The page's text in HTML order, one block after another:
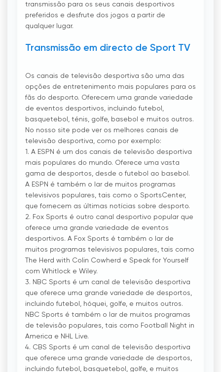
transmissão para os seus canais desportivos
preferidos e desfrute dos jogos a partir de
qualquer lugar.
Transmissão em directo de Sport TV
Os canais de televisão desportiva são uma das
opções de entretenimento mais populares para os
fãs do desporto. Oferecem uma grande variedade
de eventos desportivos, incluindo futebol,
basquetebol, ténis, golfe, basebol e muitos outros.
No nosso site pode ver os melhores canais de
televisão desportiva, como por exemplo:
1. A ESPN é um dos canais de televisão desportiva
mais populares do mundo. Oferece uma vasta
gama de desportos, desde o futebol ao basebol.
A ESPN é também o lar de muitos programas
televisivos populares, tais como o SportsCenter,
que fornecem as últimas notícias sobre desporto.
2. Fox Sports é outro canal desportivo popular que
oferece uma grande variedade de eventos
desportivos. A Fox Sports é também o lar de
muitos programas televisivos populares, tais como
The Herd with Colin Cowherd e Speak for Yourself
com Whitlock e Wiley.
3. NBC Sports é um canal de televisão desportiva
que oferece uma grande variedade de desportos,
incluindo futebol, hóquei, golfe, e muitos outros.
NBC Sports é também o lar de muitos programas
de televisão populares, tais como Football Night in
America e NHL Live.
4. CBS Sports é um canal de televisão desportiva
que oferece uma grande variedade de desportos,
incluindo futebol, basquetebol, golfe, e muitos